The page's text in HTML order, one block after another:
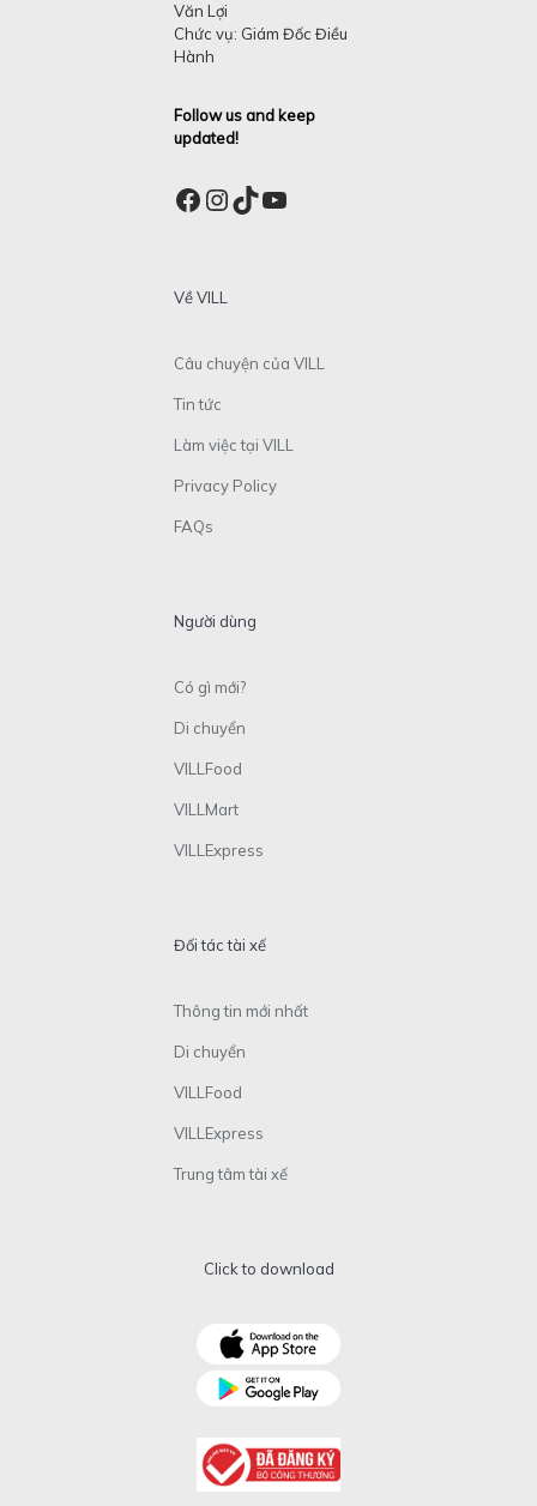
Văn Lợi
Chức vụ: Giám Đốc Điều
Hành
Follow us and keep
updated!
Facebook
Instagram
TikTok
YouTube
Về VILL
Câu chuyện của VILL
Tin tức
Làm việc tại VILL
Privacy Policy
FAQs
Người dùng
Có gì mới?
Di chuyển
VILLFood
VILLMart
VILLExpress
Đối tác tài xế
Thông tin mới nhất
Di chuyển
VILLFood
VILLExpress
Trung tâm tài xế
Click to download